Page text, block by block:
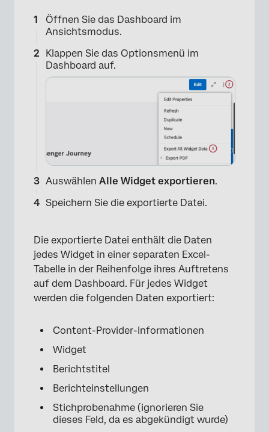
Öffnen Sie das Dashboard im
Ansichtsmodus.
Klappen Sie das Optionsmenü im
Dashboard auf.
Auswählen Alle Widget exportieren.
Speichern Sie die exportierte Datei.
Die exportierte Datei enthält die Daten
jedes Widget in einer separaten Excel-
Tabelle in der Reihenfolge ihres Auftretens
auf dem Dashboard. Für jedes Widget
werden die folgenden Daten exportiert:
Content-Provider-Informationen
Widget
Berichtstitel
Berichteinstellungen
Stichprobenahme (ignorieren Sie
dieses Feld, da es abgekündigt wurde)